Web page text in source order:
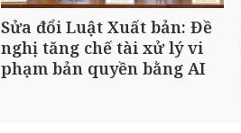
Sửa đổi Luật Xuất bản: Đề
nghị tăng chế tài xử lý vi
phạm bản quyền bằng AI